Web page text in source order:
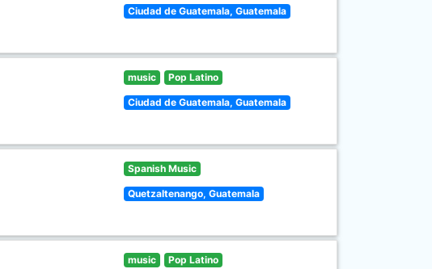
Ciudad de Guatemala, Guatemala
music Pop Latino
Ciudad de Guatemala, Guatemala
Spanish Music
Quetzaltenango, Guatemala
music Pop Latino